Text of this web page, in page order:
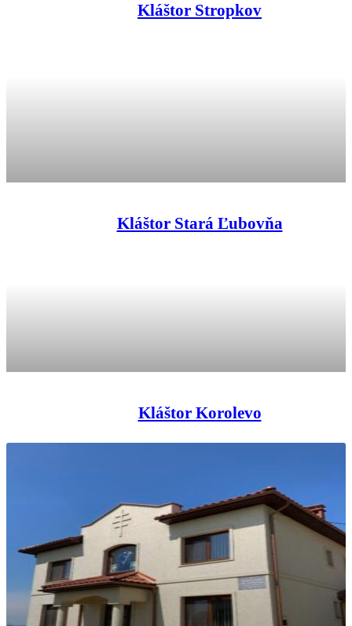
Kláštor Stropkov
Kláštor Stará Ľubovňa
Kláštor Korolevo